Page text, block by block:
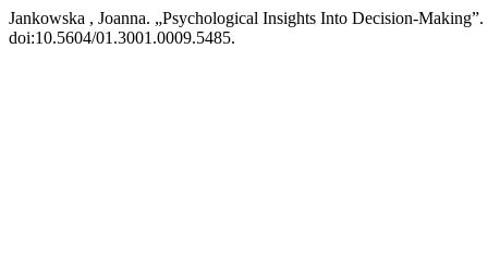
Jankowska , Joanna. „Psychological Insights Into Decision‑Making”.
doi:10.5604/01.3001.0009.5485.